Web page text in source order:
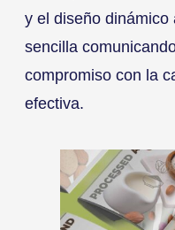
y el diseño
sencilla
compromiso con la
efectiva.